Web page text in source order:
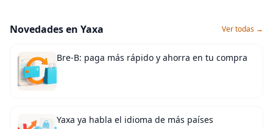
Novedades en Yaxa Ver todas →
Bre-B: paga más rápido y ahorra en tu compra
Yaxa ya habla el idioma de más países